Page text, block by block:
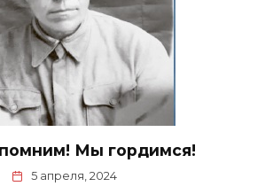
Мы гордимся!
5 апреля, 2024